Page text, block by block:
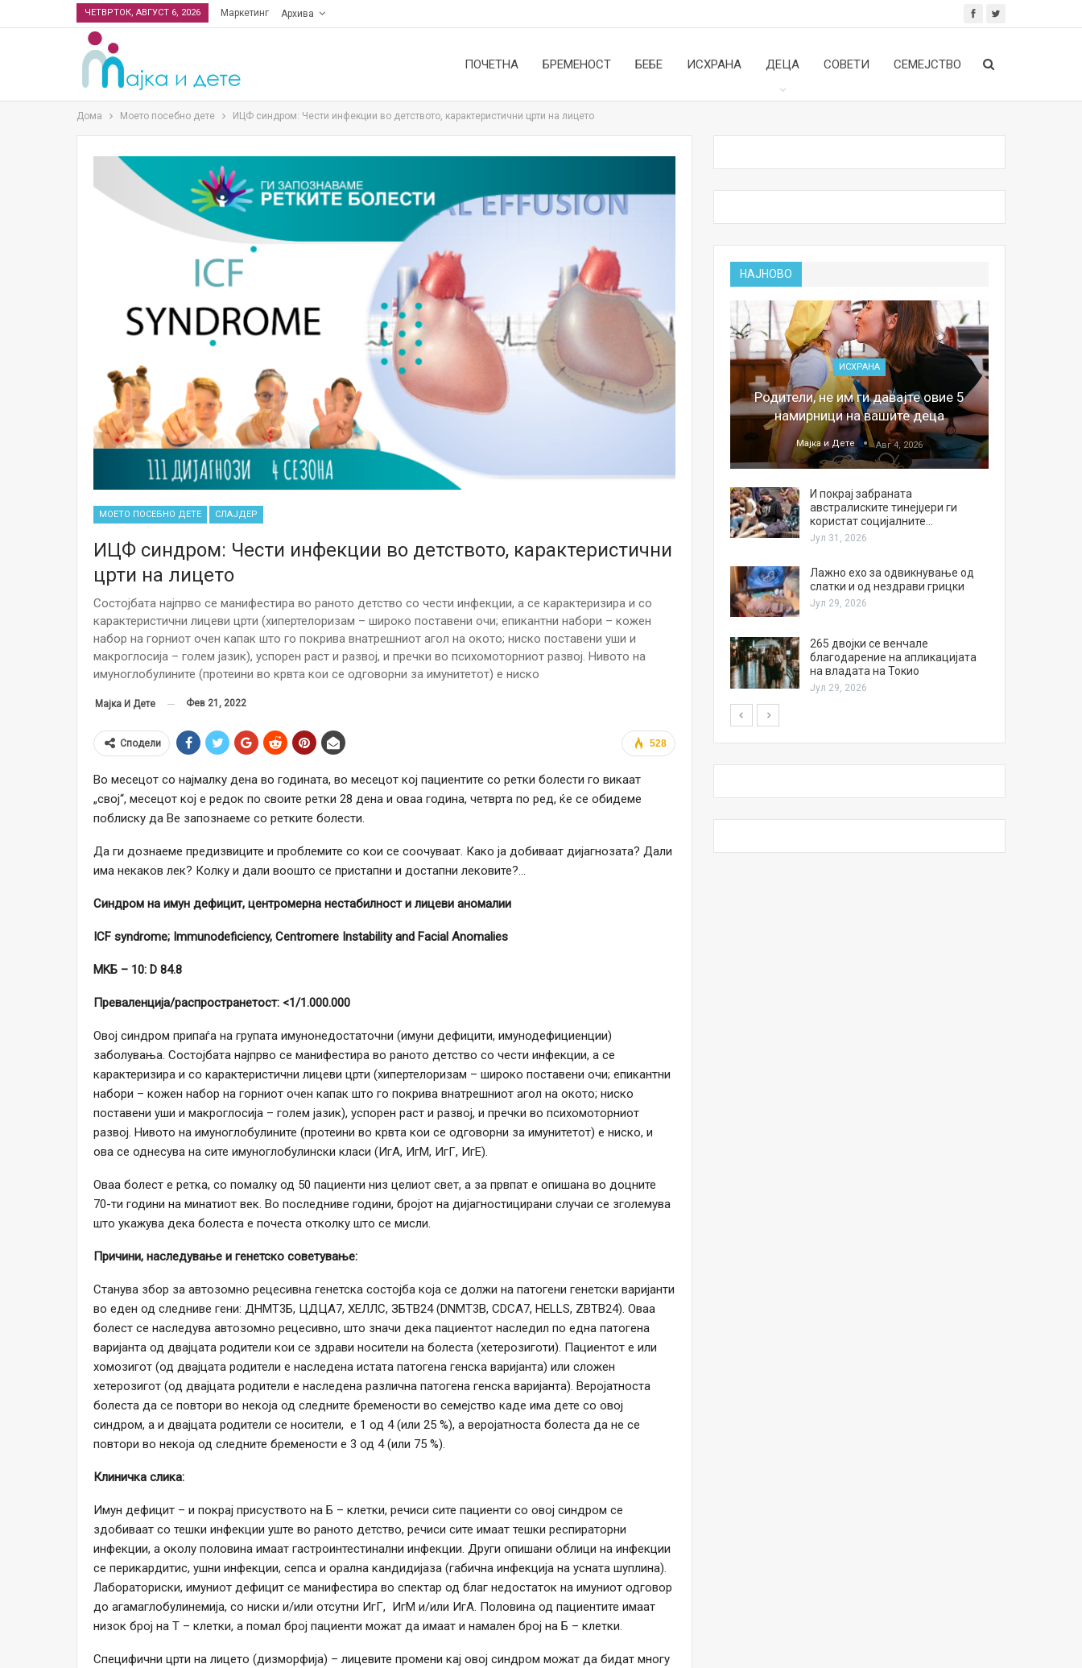
ЧЕТВРТОК, АВГУСТ 6, 2026 Маркетинг Архива
ПОЧЕТНА БРЕМЕНОСТ БЕБЕ ИСХРАНА ДЕЦА СОВЕТИ СЕМЕЈСТВО
Дома Моето посебно дете ИЦФ синдром: Чести инфекции во детството, карактеристични црти на лицето
МОЕТО ПОСЕБНО ДЕТЕ СЛАЈДЕР
ИЦФ синдром: Чести инфекции во детството, карактеристични
црти на лицето
Состојбата најпрво се манифестира во раното детство со чести инфекции, а се карактеризира и со
карактеристични лицеви црти (хипертелоризам – широко поставени очи; епикантни набори – кожен
набор на горниот очен капак што го покрива внатрешниот агол на окото; ниско поставени уши и
макроглосија – голем јазик), успорен раст и развој, и пречки во психомоторниот развој. Нивото на
имуноглобулините (протеини во крвта кои се одговорни за имунитетот) е ниско
Мајка И Дете Фев 21, 2022
528
Сподели
Во месецот со најмалку дена во годината, во месецот кој пациентите со ретки болести го викаат
„свој“, месецот кој е редок по своите ретки 28 дена и оваа година, четврта по ред, ќе се обидеме
поблиску да Ве запознаеме со ретките болести.
Да ги дознаеме предизвиците и проблемите со кои се соочуваат. Како ја добиваат дијагнозата? Дали
има некаков лек? Колку и дали воошто се пристапни и достапни лековите?…
Синдром на имун дефицит, центромерна нестабилност и лицеви аномалии
ICF syndrome; Immunodeficiency, Centromere Instability and Facial Anomalies
MKБ – 10: D 84.8
Прeваленција/распространетост: <1/1.000.000
Овој синдром припаѓа на групата имунонедостаточни (имуни дефицити, имунодефициенции)
заболувања. Состојбата најпрво се манифестира во раното детство со чести инфекции, а се
карактеризира и со карактеристични лицеви црти (хипертелоризам – широко поставени очи; епикантни
набори – кожен набор на горниот очен капак што го покрива внатрешниот агол на окото; ниско
поставени уши и макроглосија – голем јазик), успорен раст и развој, и пречки во психомоторниот
развој. Нивото на имуноглобулините (протеини во крвта кои се одговорни за имунитетот) е ниско, и
ова се однесува на сите имуноглобулински класи (ИгА, ИгМ, ИгГ, ИгЕ).
Оваа болест е ретка, со помалку од 50 пациенти низ целиот свет, а за првпат е опишана во доцните
70-ти години на минатиот век. Во последниве години, бројот на дијагностицирани случаи се зголемува
што укажува дека болеста е почеста отколку што се мисли.
Причини, наследување и генетско советување:
Станува збор за автозомно рецесивна генетска состојба која се должи на патогени генетски варијанти
во еден од следниве гени: ДНМТ3Б, ЦДЦА7, ХЕЛЛС, ЗБТВ24 (DNMT3B, CDCA7, HELLS, ZBTB24). Оваа
болест се наследува автозомно рецесивно, што значи дека пациентот наследил по една патогена
варијанта од двајцата родители кои се здрави носители на болеста (хетерозиготи). Пациентот е или
хомозигот (од двајцата родители е наследена истата патогена генска варијанта) или сложен
хетерозигот (од двајцата родители е наследена различна патогена генска варијанта). Веројатноста
болеста да се повтори во некоја од следните бремености во семејство каде има дете со овој
синдром, а и двајцата родители се носители, е 1 од 4 (или 25 %), а веројатноста болеста да не се
повтори во некоја од следните бремености е 3 од 4 (или 75 %).
Клиничка слика:
Имун дефицит – и покрај присуството на Б – клетки, речиси сите пациенти со овој синдром се
здобиваат со тешки инфекции уште во раното детство, речиси сите имаат тешки респираторни
инфекции, а околу половина имаат гастроинтестинални инфекции. Други опишани облици на инфекции
се перикардитис, ушни инфекции, сепса и орална кандидијаза (габична инфекција на усната шуплина).
Лабораториски, имуниот дефицит се манифестира во спектар од благ недостаток на имуниот одговор
до агамаглобулинемија, со ниски и/или отсутни ИгГ, ИгМ и/или ИгА. Половина од пациентите имаат
низок број на Т – клетки, а помал број пациенти можат да имаат и намален број на Б – клетки.
Специфични црти на лицето (дизморфија) – лицевите промени кај овој синдром можат да бидат многу
НАЈНОВО
Малолетниците ќе бидат офлајн до
15-тата година: Франција воведе
забрана за…
случува еднаш на…
Јул 21, 2026
И многу среќа не е на арно! Жена
завршила на Итна помош по
свадбата на…
ИСХРАНА
Родители, не им ги давајте овие 5
намирници на вашите деца
Мајка и Дете Авг 4, 2026
И покрај забраната
австралиските тинејџери ги
користат социјалните…
Јул 31, 2026
Лажно ехо за одвикнување од
слатки и од нездрави грицки
Јул 29, 2026
265 двојки се венчале
благодарение на апликацијата
на владата на Токио
Јул 29, 2026